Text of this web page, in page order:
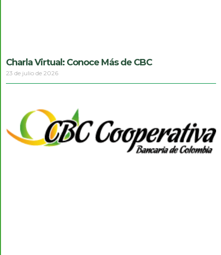
Charla Virtual: Conoce Más de CBC
23 de julio de 2026